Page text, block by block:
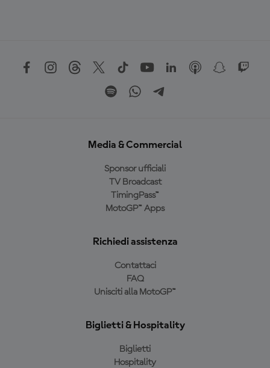
Media & Commercial
Sponsor ufficiali
TV Broadcast
TimingPass™
MotoGP™ Apps
Richiedi assistenza
Contattaci
FAQ
Unisciti alla MotoGP™
Biglietti & Hospitality
Biglietti
Hospitality